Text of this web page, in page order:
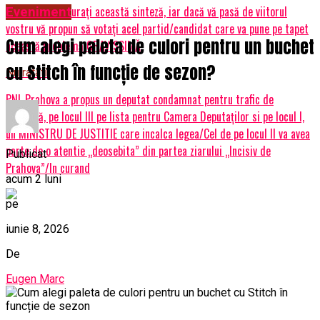
Vă invit să lecturați această sinteză, iar dacă vă pasă de viitorul
vostru vă propun să votați acel partid/candidat care va pune pe tapet
această problemă GRAVISSIMĂ.
Nu ratati
PNL Prahova a propus un deputat condamnat pentru trafic de
influență, pe locul III pe lista pentru Camera Deputaților si pe locul I,
un MINISTRU DE JUSTITIE care incalca legea/Cel de pe locul II va avea
parte de o atentie „deosebita” din partea ziarului „Incisiv de
Prahova”/In curand
Eveniment
Cum alegi paleta de culori pentru un buchet
cu Stitch în funcție de sezon?
Publicat
acum 2 luni
pe
iunie 8, 2026
De
Eugen Marc